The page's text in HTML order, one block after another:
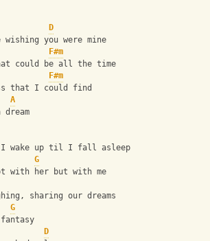
D
wishing you were mine
F#m
could be all the time
F#m
that I could find
A
dream
wake up til I fall asleep
G
with her but with me
sharing our dreams
G
D